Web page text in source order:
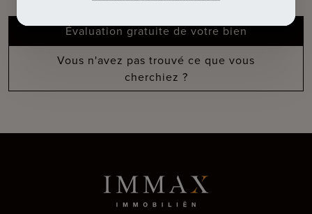
Évaluation gratuite de votre bien
Vous n'avez pas trouvé ce que vous
cherchiez ?